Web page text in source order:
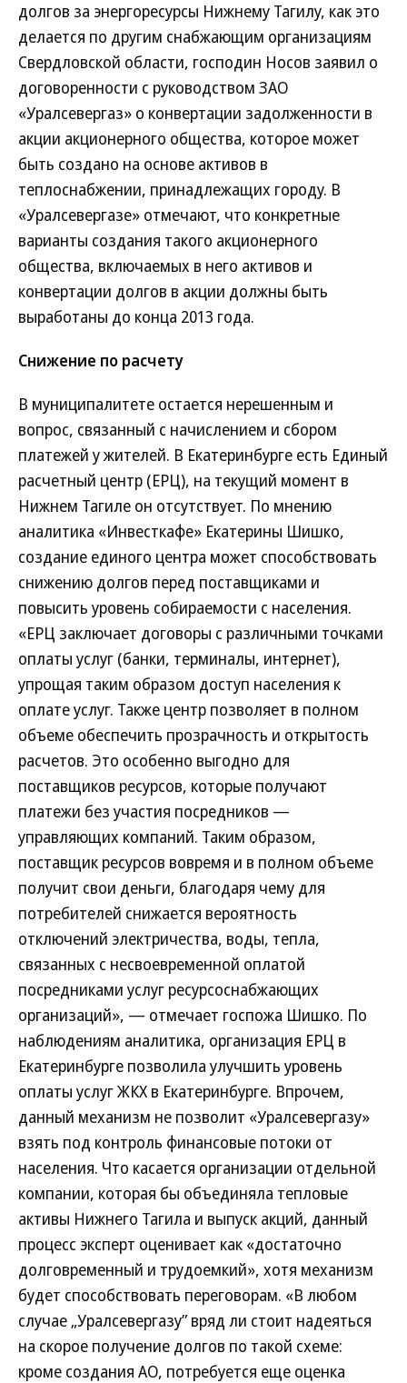
долгов за энергоресурсы Нижнему Тагилу, как это
делается по другим снабжающим организациям
Свердловской области, господин Носов заявил о
договоренности с руководством ЗАО
«Уралсевергаз» о конвертации задолженности в
акции акционерного общества, которое может
быть создано на основе активов в
теплоснабжении, принадлежащих городу. В
«Уралсевергазе» отмечают, что конкретные
варианты создания такого акционерного
общества, включаемых в него активов и
конвертации долгов в акции должны быть
выработаны до конца 2013 года.
Снижение по расчету
В муниципалитете остается нерешенным и
вопрос, связанный с начислением и сбором
платежей у жителей. В Екатеринбурге есть Единый
расчетный центр (ЕРЦ), на текущий момент в
Нижнем Тагиле он отсутствует. По мнению
аналитика «Инвесткафе» Екатерины Шишко,
создание единого центра может способствовать
снижению долгов перед поставщиками и
повысить уровень собираемости с населения.
«ЕРЦ заключает договоры с различными точками
оплаты услуг (банки, терминалы, интернет),
упрощая таким образом доступ населения к
оплате услуг. Также центр позволяет в полном
объеме обеспечить прозрачность и открытость
расчетов. Это особенно выгодно для
поставщиков ресурсов, которые получают
платежи без участия посредников —
управляющих компаний. Таким образом,
поставщик ресурсов вовремя и в полном объеме
получит свои деньги, благодаря чему для
потребителей снижается вероятность
отключений электричества, воды, тепла,
связанных с несвоевременной оплатой
посредниками услуг ресурсоснабжающих
организаций», — отмечает госпожа Шишко. По
наблюдениям аналитика, организация ЕРЦ в
Екатеринбурге позволила улучшить уровень
оплаты услуг ЖКХ в Екатеринбурге. Впрочем,
данный механизм не позволит «Уралсевергазу»
взять под контроль финансовые потоки от
населения. Что касается организации отдельной
компании, которая бы объединяла тепловые
активы Нижнего Тагила и выпуск акций, данный
процесс эксперт оценивает как «достаточно
долговременный и трудоемкий», хотя механизм
будет способствовать переговорам. «В любом
случае „Уралсевергазу” вряд ли стоит надеяться
на скорое получение долгов по такой схеме:
кроме создания АО, потребуется еще оценка